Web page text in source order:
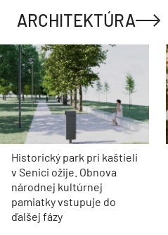
Môj dom
Starý dom v Michalovciach
mal to najlepšie za sebou.
Po veľkej premene je